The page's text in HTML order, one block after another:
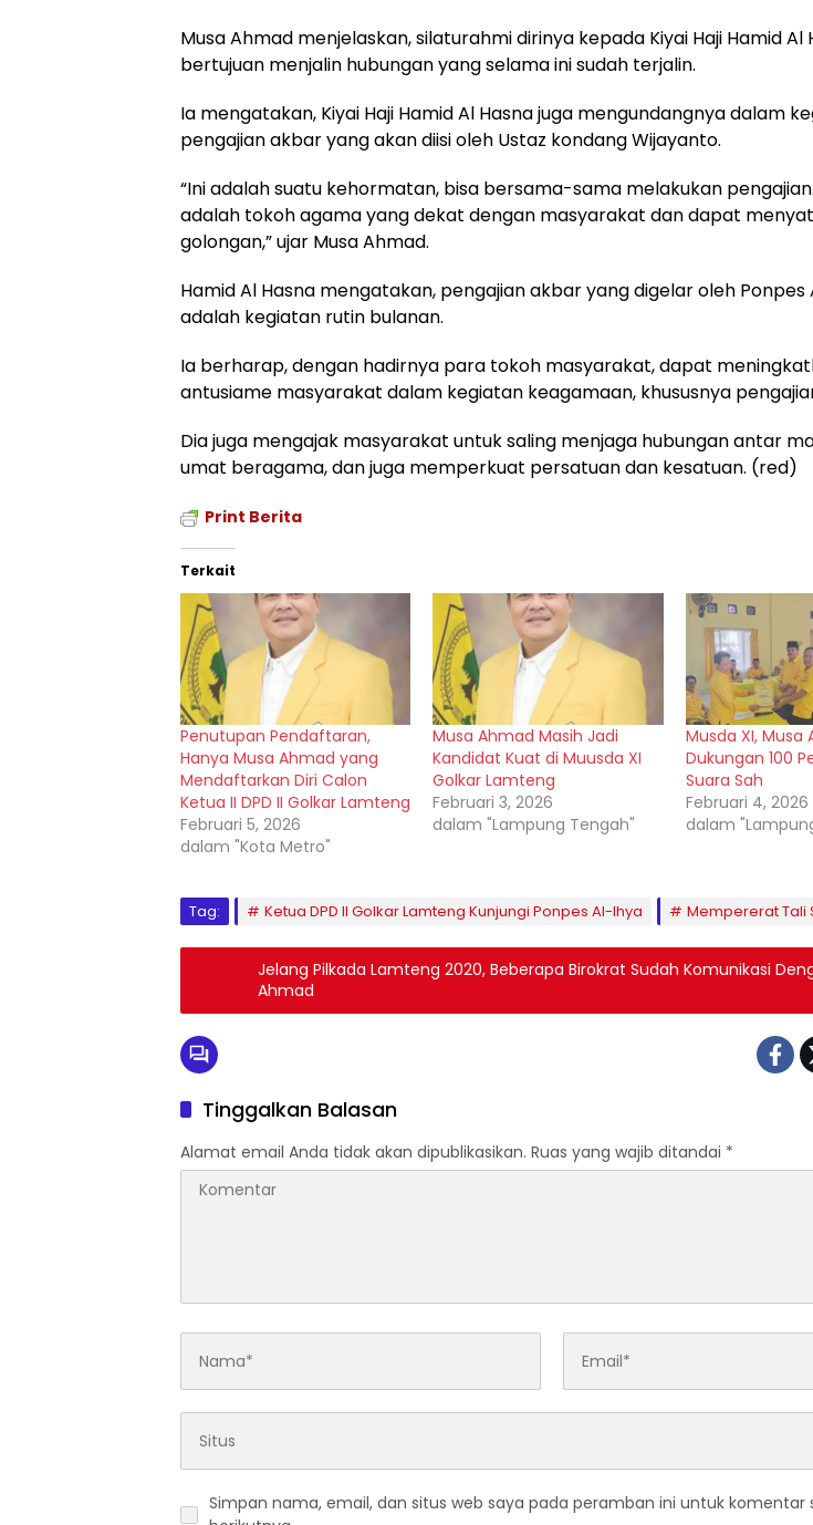
Musa Ahmad menjelaskan, silaturahmi dirinya kepada Kiyai Haji Hamid Al
bertujuan menjalin hubungan yang selama ini sudah terjalin.
Ia mengatakan, Kiyai Haji Hamid Al Hasna juga mengundangnya dalam
pengajian akbar yang akan diisi oleh Ustaz kondang Wijayanto.
“Ini adalah suatu kehormatan, bisa bersama-sama melakukan
adalah tokoh agama yang dekat dengan masyarakat dan dapat
golongan,” ujar Musa Ahmad.
Hamid Al Hasna mengatakan, pengajian akbar yang digelar oleh Ponpes
adalah kegiatan rutin bulanan.
Ia berharap, dengan hadirnya para tokoh masyarakat, dapat
antusiame masyarakat dalam kegiatan keagamaan, khususnya
Dia juga mengajak masyarakat untuk saling menjaga hubungan antar
umat beragama, dan juga memperkuat persatuan dan kesatuan. (red)
Print Berita
Terkait
Penutupan Pendaftaran,
Hanya Musa Ahmad yang
Mendaftarkan Diri Calon
Ketua II DPD II Golkar Lamteng
Februari 5, 2026
dalam "Kota Metro"
Musa Ahmad Masih Jadi
Kandidat Kuat di Muusda XI
Golkar Lamteng
Februari 3, 2026
dalam "Lampung Tengah"
Musda XI,
Dukungan 100
Suara Sah
Februari 4, 2026
dalam
Tag: Ketua DPD II Golkar Lamteng Kunjungi Ponpes Al-Ihya Mempererat Tali
Jelang Pilkada Lamteng 2020, Beberapa Birokrat Sudah Komunikasi
Ahmad
Tinggalkan Balasan
Alamat email Anda tidak akan dipublikasikan. Ruas yang wajib ditandai *
Simpan nama, email, dan situs web saya pada peramban ini untuk komentar